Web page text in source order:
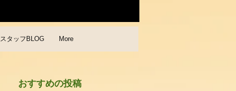
スタッフBLOG More
おすすめの投稿